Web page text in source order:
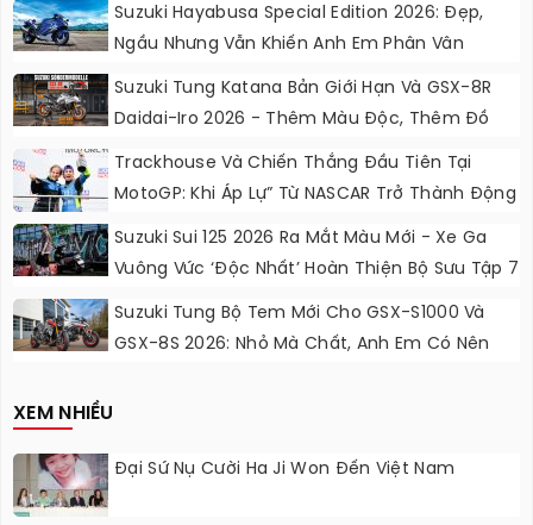
Suzuki Hayabusa Special Edition 2026: Đẹp,
Ngầu Nhưng Vẫn Khiến Anh Em Phân Vân
Suzuki Tung Katana Bản Giới Hạn Và GSX-8R
Daidai-Iro 2026 - Thêm Màu Độc, Thêm Đồ
Chơi, Thêm Cá Tính
Trackhouse Và Chiến Thắng Đầu Tiên Tại
MotoGP: Khi Áp Lự” Từ NASCAR Trở Thành Động
Lực Ngọt Ngào
Suzuki Sui 125 2026 Ra Mắt Màu Mới - Xe Ga
Vuông Vức ‘độc Nhất’ Hoàn Thiện Bộ Sưu Tập 7
Sắc Cầu Vồng
Suzuki Tung Bộ Tem Mới Cho GSX-S1000 Và
GSX-8S 2026: Nhỏ Mà Chất, Anh Em Có Nên
XEM NHIỀU
Đại Sứ Nụ Cười Ha Ji Won Đến Việt Nam